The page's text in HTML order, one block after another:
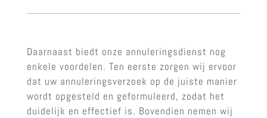
Daarnaast biedt onze annuleringsdienst nog
enkele voordelen. Ten eerste zorgen wij ervoor
dat uw annuleringsverzoek op de juiste manier
wordt opgesteld en geformuleerd, zodat het
duidelijk en effectief is. Bovendien nemen wij